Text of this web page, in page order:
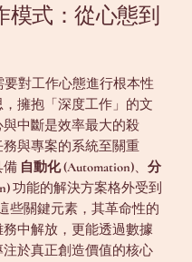
式：從心態到
要對工作心態進行根本性
擁抱「深度工作」的文
中斷是效率最大的殺
與專案的系統至關重
備 自動化 (Automation)、分
功能的解決方案格外受到
些關鍵元素，其革命性的
中解放，更能透過數據
於真正創造價值的核心